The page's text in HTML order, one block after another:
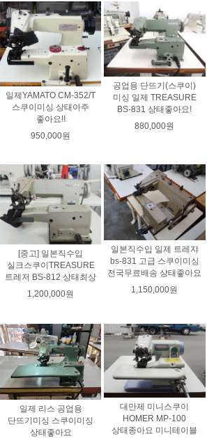
일제YAMATO CM-352/T
스쿠이미싱 상태아주
좋아요!!
950,000원
공업용 단뜨기(스쿠이)
미싱 일제 TREASURE
BS-831 상태좋아요!
880,000원
[중고] 일본직수입
실크스쿠이TREASURE
트레저 BS-812 상태최상
1,200,000원
일본직수입 일제 트레쟈
bs-831 고급 스쿠이미싱
전국무료배송 상태좋아요
1,150,000원
일제 리스 공업용
단뜨기미싱 스쿠이미싱
상태좋아요
대만제 미니스쿠이
HOMER MP-100
상태종아요 미니테이블